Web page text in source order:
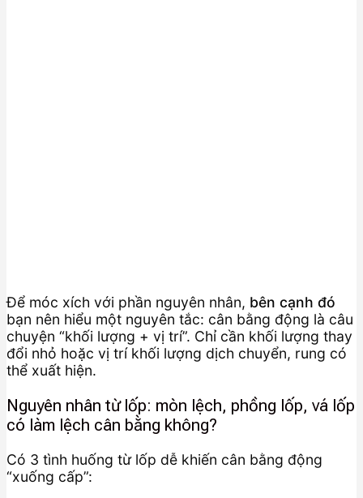
Để móc xích với phần nguyên nhân, bên cạnh đó
bạn nên hiểu một nguyên tắc: cân bằng động là câu
chuyện “khối lượng + vị trí”. Chỉ cần khối lượng thay
đổi nhỏ hoặc vị trí khối lượng dịch chuyển, rung có
thể xuất hiện.
Nguyên nhân từ lốp: mòn lệch, phồng lốp, vá lốp
có làm lệch cân bằng không?
Có 3 tình huống từ lốp dễ khiến cân bằng động
“xuống cấp”: